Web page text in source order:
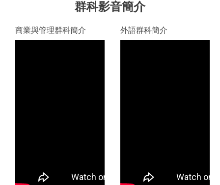
群科影音簡介
商業與管理群科簡介 外語群科簡介